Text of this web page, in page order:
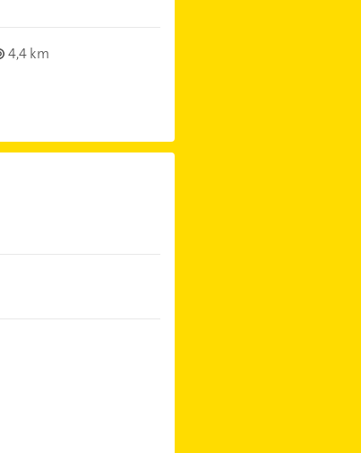
4,4 km